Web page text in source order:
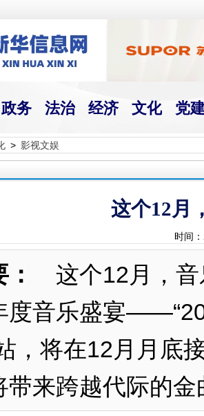
政务 法治 经济 文化 党
> 影视文娱
这个12月
时间
这个12月，
度音乐盛宴
，将在12月月底
带来跨越代际的